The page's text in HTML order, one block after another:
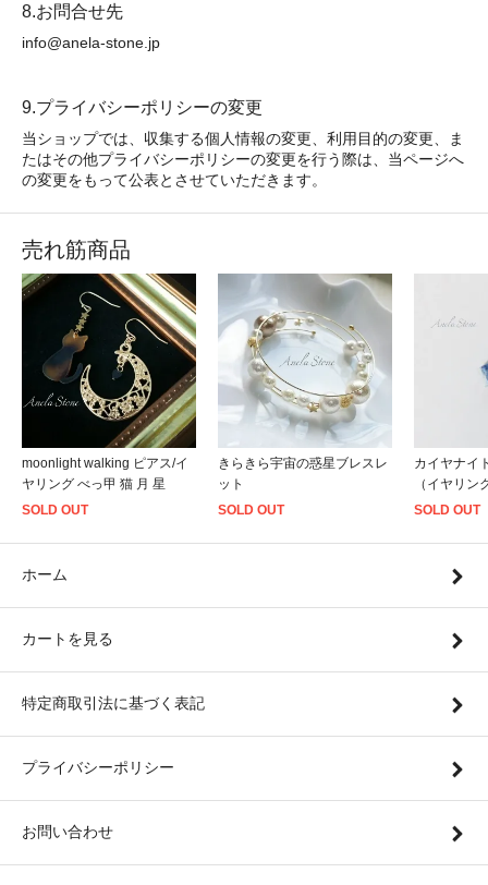
8.お問合せ先
info@anela-stone.jp
9.プライバシーポリシーの変更
当ショップでは、収集する個人情報の変更、利用目的の変更、ま
たはその他プライバシーポリシーの変更を行う際は、当ページへ
の変更をもって公表とさせていただきます。
売れ筋商品
moonlight walking ピアス/イ
ヤリング べっ甲 猫 月 星
SOLD OUT
きらきら宇宙の惑星ブレスレ
ット
SOLD OUT
カイヤナイ
（イヤリン
SOLD OUT
ホーム
カートを見る
特定商取引法に基づく表記
プライバシーポリシー
お問い合わせ